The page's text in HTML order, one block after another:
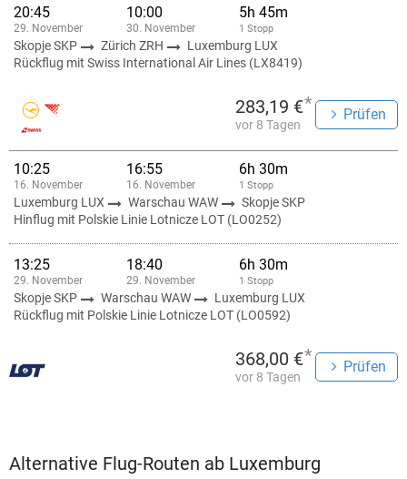
20:45
29. November
10:00
30. November
5h 45m
1 Stopp
Skopje SKP Zürich ZRH
Luxemburg LUX
Rückflug mit Swiss International Air Lines (LX8419)
283,19 €*
vor 8 Tagen
Prüfen
10:25
16. November
16:55
16. November
6h 30m
1 Stopp
Luxemburg LUX Warschau WAW
Skopje SKP
Hinflug mit Polskie Linie Lotnicze LOT (LO0252)
13:25
29. November
18:40
29. November
6h 30m
1 Stopp
Skopje SKP Warschau WAW
Luxemburg LUX
Rückflug mit Polskie Linie Lotnicze LOT (LO0592)
368,00 €*
vor 8 Tagen
Prüfen
Alternative Flug-Routen ab Luxemburg